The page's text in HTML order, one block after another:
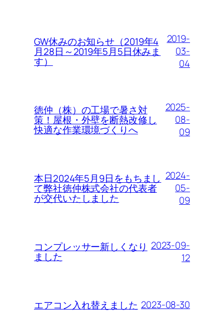
GW休みのお知らせ（2019年4
月28日～2019年5月5日休みま
す）
2019-
03-
04
徳仲（株）の工場で暑さ対
策！屋根・外壁を断熱改修し
快適な作業環境づくりへ
2025-
08-
09
本日2024年5月9日をもちまし
て弊社徳仲株式会社の代表者
が交代いたしました
2024-
05-
09
コンプレッサー新しくなり
ました
2023-09-
12
エアコン入れ替えました 2023-08-30